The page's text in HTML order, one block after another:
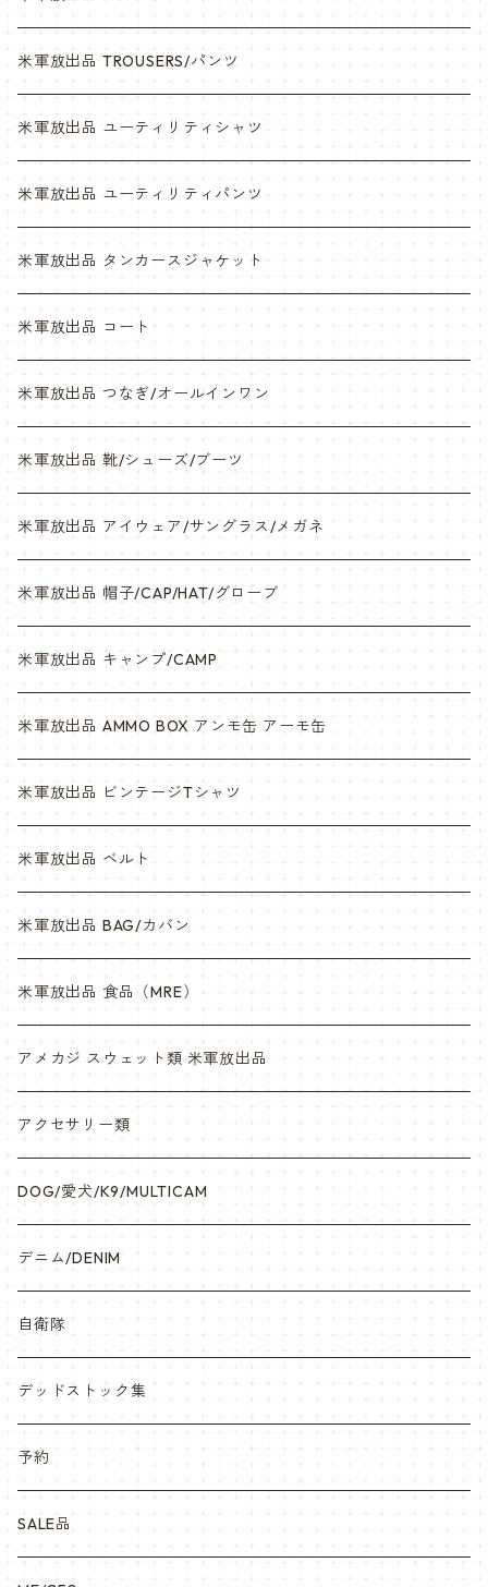
デザートマーパット
ABU
NWU
デザート
デザートマーパット
ABU
NWU
米軍放出品 TROUSERS/パンツ
米軍放出品 ユーティリティシャツ
米軍放出品 ユーティリティパンツ
米軍放出品 タンカースジャケット
米軍放出品 コート
米軍放出品 つなぎ/オールインワン
米軍放出品 靴/シューズ/ブーツ
米軍放出品 アイウェア/サングラス/メガネ
米軍放出品 帽子/CAP/HAT/グローブ
米軍放出品 キャンプ/CAMP
米軍放出品 AMMO BOX アンモ缶 アーモ缶
米軍放出品 ビンテージTシャツ
米軍放出品 ベルト
米軍放出品 BAG/カバン
米軍放出品 食品（MRE）
アメカジ スウェット類 米軍放出品
アクセサリー類
DOG/愛犬/K9/MULTICAM
デニム/DENIM
自衛隊
デッドストック集
予約
SALE品